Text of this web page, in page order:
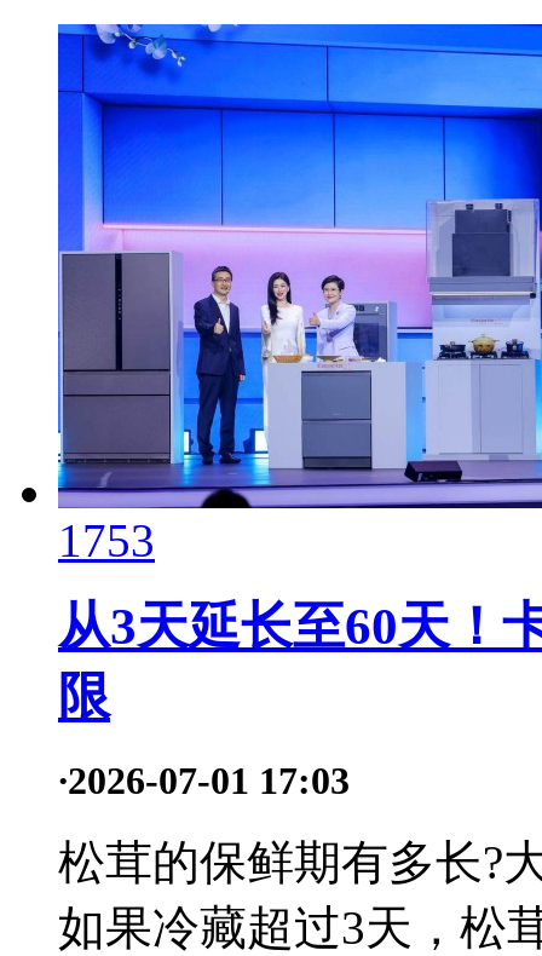
1753
从3天延长至60天！
限
·2026-07-01 17:03
松茸的保鲜期有多长?
如果冷藏超过3天，松